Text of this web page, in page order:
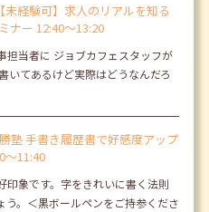
未経験可】求人のリアルを知る
ナー 12:40～13:20
担当者に ジョブカフェスタッフが
いてあるけど実際はどうなんだろ
塾 手書き履歴書で好感度アップ
～11:40
印象です。字をきれいに書く法則
。＜黒ボールペンをご持参くださ